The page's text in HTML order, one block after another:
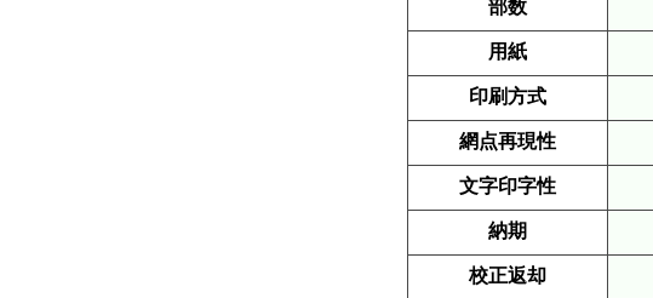
部数
用紙
印刷方式
網点再現性
文字印字性
納期
校正返却